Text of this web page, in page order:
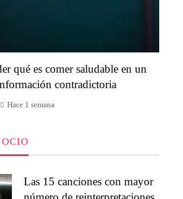
qué es comer saludable en un
contradictoria
Hace 1 semana
Las 15 canciones con mayor